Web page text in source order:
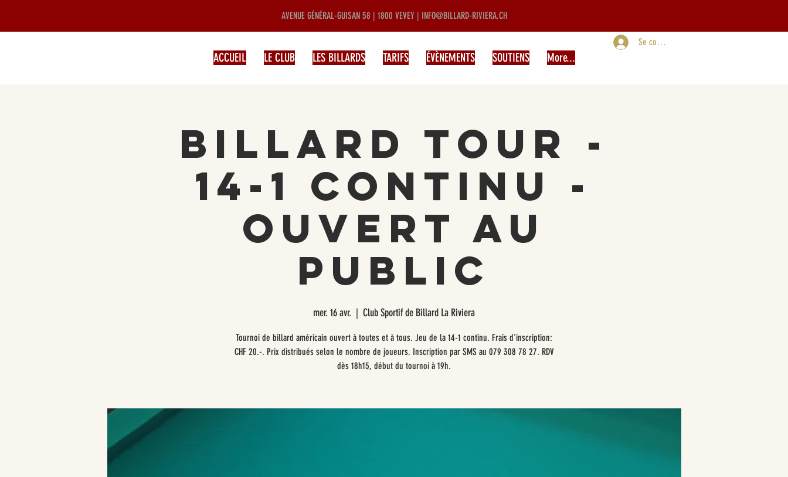
ACCUEIL LE CLUB LES BILLARDS TARIFS ÉVÈNEMENTS SOUTIENS More...
AVENUE GÉNÉRAL-GUISAN 58 | 1800 VEVEY | INFO@BILLARD-RIVIERA.CH
Se connecter
Billard Tour -
14-1 continu -
ouvert au
public
mer. 16 avr.
  |
Club Sportif de Billard La Riviera
Tournoi de billard américain ouvert à toutes et à tous. Jeu de la 14-1 continu. Frais d'inscription:
CHF 20.-. Prix distribués selon le nombre de joueurs. Inscription par SMS au 079 308 78 27. RDV
dès 18h15, début du tournoi à 19h.